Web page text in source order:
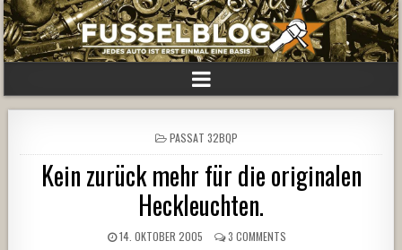
POSTED
IN
PASSAT 32BQP
Kein zurück mehr für die originalen
Heckleuchten.
14. OKTOBER 2005 3 COMMENTS